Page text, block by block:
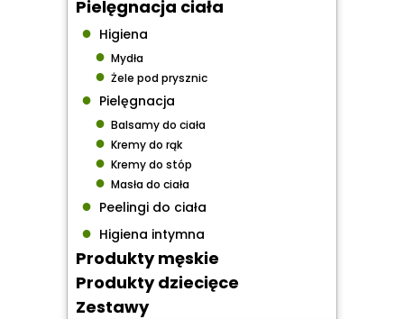
Pielęgnacja ciała
● Higiena
● Mydła
● Żele pod prysznic
● Pielęgnacja
● Balsamy do ciała
● Kremy do rąk
● Kremy do stóp
● Masła do ciała
● Peelingi do ciała
● Higiena intymna
Produkty męskie
Produkty dziecięce
Zestawy